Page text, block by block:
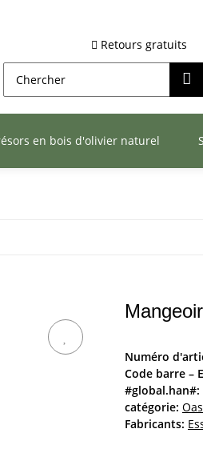
Retours gratuits
en bois d'olivier naturel
Numéro
Code barre –
#global.han#:
catégorie:
Fabricants: